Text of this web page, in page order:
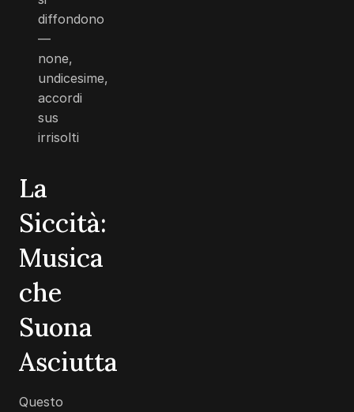
diffondono
—
none,
undicesime,
accordi
sus
irrisolti
La
Siccità:
Musica
che
Suona
Asciutta
Questo